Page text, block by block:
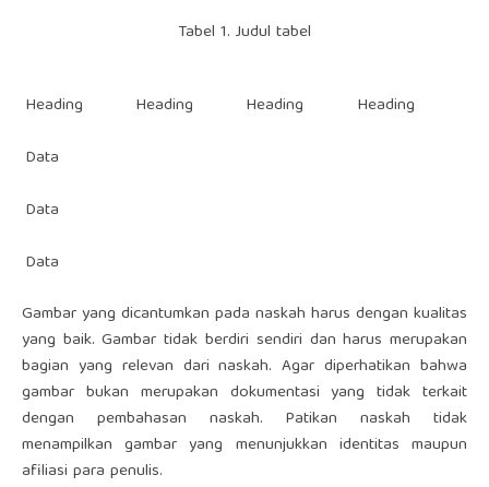
Tabel 1. Judul tabel
Heading Heading Heading
Heading
Data
Data
Data
Gambar yang dicantumkan pada naskah harus dengan kualitas
yang baik. Gambar tidak berdiri sendiri dan harus merupakan
bagian yang relevan dari naskah. Agar diperhatikan bahwa
gambar bukan merupakan dokumentasi yang tidak terkait
dengan pembahasan naskah. Patikan naskah tidak
menampilkan gambar yang menunjukkan identitas maupun
afiliasi para penulis.